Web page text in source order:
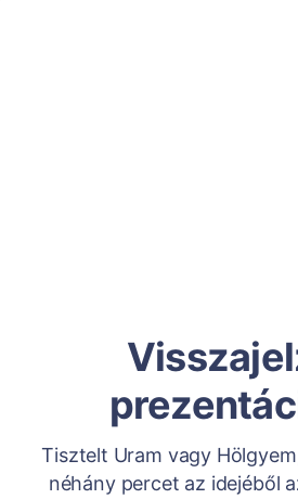
Tisztelt Uram vagy
néhány percet az idejéből